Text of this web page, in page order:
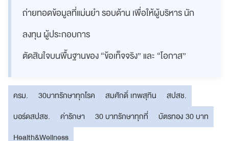
ถ่ายทอดข้อมูลที่แม่นยำ รอบด้าน เพื่อให้ผู้บริหาร นัก
ลงทุน ผู้ประกอบการ
ตัดสินใจบนพื้นฐานของ “ข้อเท็จจริง” และ “โอกาส”
ครม. 30บาทรักษาทุกโรค สมศักดิ์ เทพสุทิน
สปสช.
บอร์ดสปสช.
ค่ารักษา 30 บาทรักษาทุกที่
บัตรทอง 30 บาท
Health&Wellness